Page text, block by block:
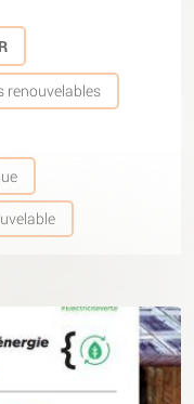
renouvelables